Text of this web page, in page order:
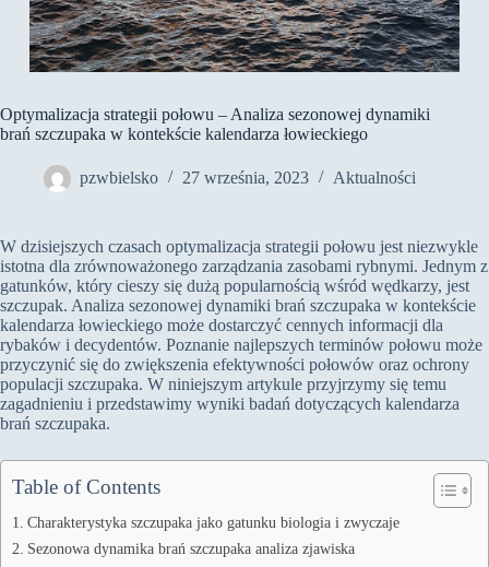
Optymalizacja strategii połowu – Analiza sezonowej dynamiki
brań szczupaka w kontekście kalendarza łowieckiego
pzwbielsko 27 września, 2023 Aktualności
W dzisiejszych czasach optymalizacja strategii połowu jest niezwykle
istotna dla zrównoważonego zarządzania zasobami rybnymi. Jednym z
gatunków, który cieszy się dużą popularnością wśród wędkarzy, jest
szczupak. Analiza sezonowej dynamiki brań szczupaka w kontekście
kalendarza łowieckiego może dostarczyć cennych informacji dla
rybaków i decydentów. Poznanie najlepszych terminów połowu może
przyczynić się do zwiększenia efektywności połowów oraz ochrony
populacji szczupaka. W niniejszym artykule przyjrzymy się temu
zagadnieniu i przedstawimy wyniki badań dotyczących kalendarza
brań szczupaka.
Table of Contents
Charakterystyka szczupaka jako gatunku biologia i zwyczaje
Sezonowa dynamika brań szczupaka analiza zjawiska